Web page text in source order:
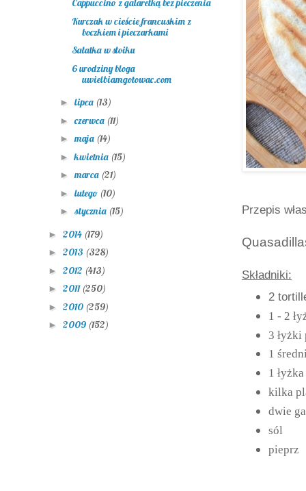
Przepis
Składniki:
2
1 - 2
3 łyżki
1
1
kilka
dwie
sól
pieprz
Cappuccino z galaretką bez pieczenia
Kurczak w cieście francuskim z
boczkiem i pieczarkami
Sałatka w słoiku
6 urodziny bloga
uwielbiamgotowac.com
► lipca (13)
►czerwca (11)
►maja (14)
►kwietnia (15)
►marca (21)
► lutego (10)
► stycznia (15)
► 2014 (179)
► 2013 (328)
► 2012 (413)
► 2011 (250)
► 2010 (259)
► 2009 (152)